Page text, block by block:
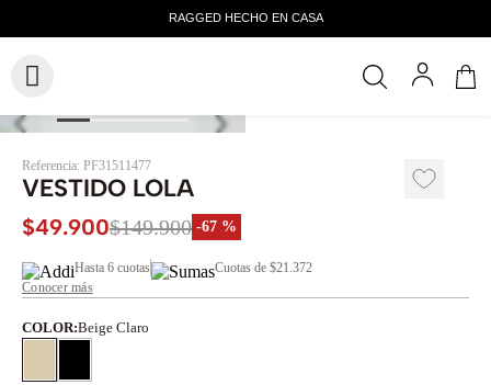
Referencia: PF31511477
VESTIDO LOLA
$49.900$149.900 -67 %
Hasta 6 cuotas Cuotas de $21.372
Conocer más
COLOR:Beige Claro